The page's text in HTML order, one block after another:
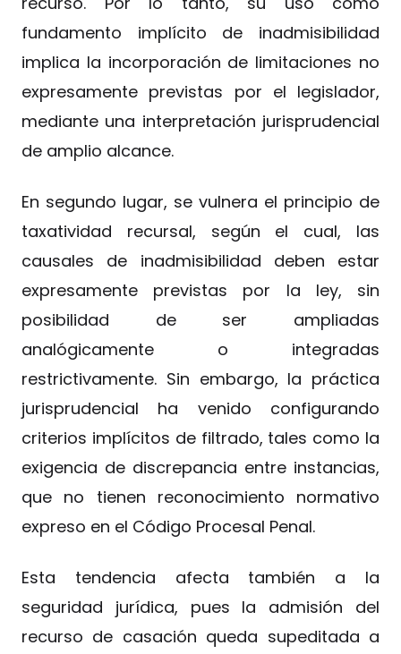
fundamento implícito de inadmisibilidad
implica la incorporación de limitaciones no
expresamente previstas por el legislador,
mediante una interpretación jurisprudencial
de amplio alcance.
En segundo lugar, se vulnera el principio de
taxatividad recursal, según el cual, las
causales de inadmisibilidad deben estar
expresamente previstas por la ley, sin
posibilidad de ser ampliadas
analógicamente o integradas
restrictivamente. Sin embargo, la práctica
jurisprudencial ha venido configurando
criterios implícitos de filtrado, tales como la
exigencia de discrepancia entre instancias,
que no tienen reconocimiento normativo
expreso en el Código Procesal Penal.
Esta tendencia afecta también a la
seguridad jurídica, pues la admisión del
recurso de casación queda supeditada a